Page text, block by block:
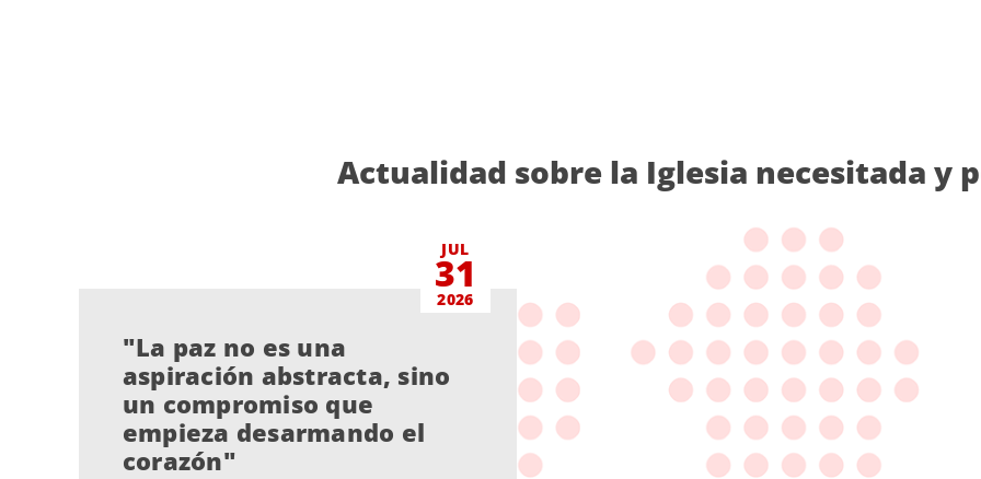
Actualidad sobre la Iglesia necesitada y
JUL
31
2026
"La paz no es una
aspiración abstracta, sino
un compromiso que
empieza desarmando el
corazón"